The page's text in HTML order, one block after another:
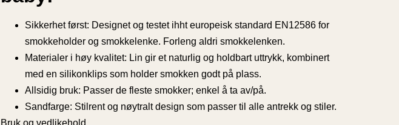
Sikkerhet først: Designet og testet ihht europeisk standard EN12586 for
smokkeholder og smokkelenke. Forleng aldri smokkelenken.
Materialer i høy kvalitet: Lin gir et naturlig og holdbart uttrykk, kombinert
med en silikonklips som holder smokken godt på plass.
Allsidig bruk: Passer de fleste smokker; enkel å ta av/på.
Sandfarge: Stilrent og nøytralt design som passer til alle antrekk og stiler.